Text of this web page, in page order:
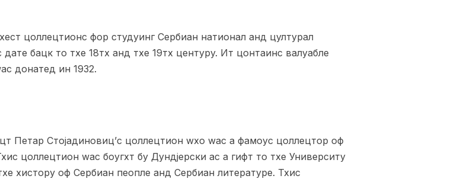
цоллецтионс фор студyинг Сербиан натионал анд цултурал
бацк то тхе 18тх анд тхе 19тх центурy. Ит цонтаинс валуабле
донатед ин 1932.
Петар Стојадиновиц’с цоллецтион wхо wас а фамоус цоллецтор оф
цоллецтион wас боугхт бy Дундјерски ас а гифт то тхе Университy
хисторy оф Сербиан пеопле анд Сербиан литературе. Тхис